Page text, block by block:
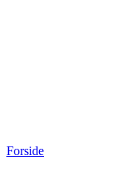
Forside